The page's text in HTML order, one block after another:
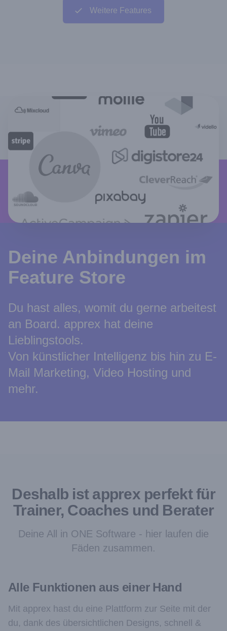
Weitere Features
Deine Anbindungen im
Feature Store
Du hast alles, womit du gerne arbeitest
an Board. apprex hat deine
Lieblingstools.
Von künstlicher Intelligenz bis hin zu E-
Mail Marketing, Video Hosting und
mehr.
Deshalb ist apprex perfekt für
Trainer, Coaches und Berater
Deine All in ONE Software - hier laufen die
Fäden zusammen.
Alle Funktionen aus einer Hand
Mit apprex hast du eine Plattform zur Seite mit der
du, dank des übersichtlichen Designs, schnell &